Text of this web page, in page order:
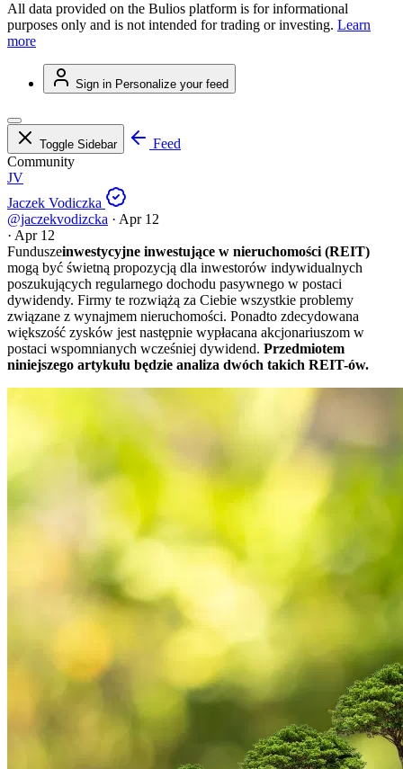
All data provided on the Bulios platform is for informational
purposes only and is not intended for trading or investing. Learn
more
Sign in Personalize your feed
Toggle Sidebar
Feed
Community
JV
Jaczek Vodiczka
@jaczekvodizcka · Apr 12
· Apr 12
Funduszeinwestycyjne inwestujące w nieruchomości (REIT)
mogą być świetną propozycją dla inwestorów indywidualnych
poszukujących regularnego dochodu pasywnego w postaci
dywidendy. Firmy te rozwiążą za Ciebie wszystkie problemy
związane z wynajmem nieruchomości. Ponadto zdecydowana
większość zysków jest następnie wypłacana akcjonariuszom w
postaci wspomnianych wcześniej dywidend. Przedmiotem
niniejszego artykułu będzie analiza dwóch takich REIT-ów.